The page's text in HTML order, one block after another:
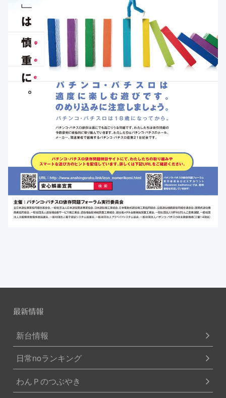
最新情報
新台情報
日常noランキング
わんＰのつぶやき